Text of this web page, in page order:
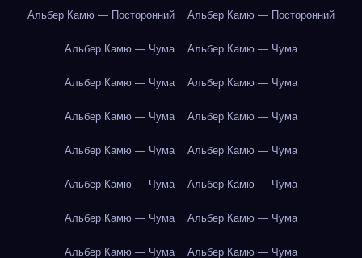
Альбер Камю — Посторонний Альбер Камю — Посторонний
Альбер Камю — Чума Альбер Камю — Чума
Альбер Камю — Чума Альбер Камю — Чума
Альбер Камю — Чума Альбер Камю — Чума
Альбер Камю — Чума Альбер Камю — Чума
Альбер Камю — Чума Альбер Камю — Чума
Альбер Камю — Чума Альбер Камю — Чума
Альбер Камю — Чума Альбер Камю — Чума